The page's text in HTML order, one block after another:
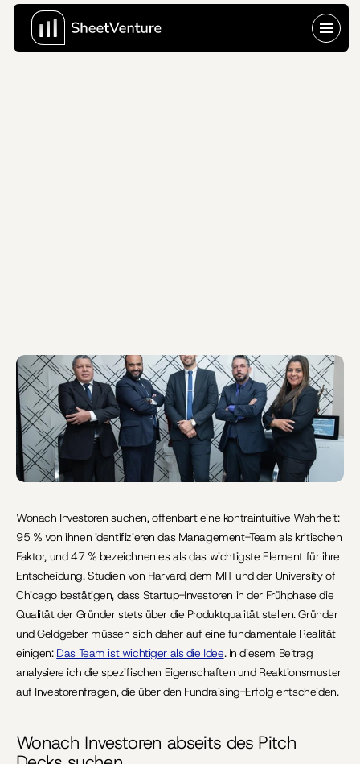
Letzte Aktualisierung:10.06.2026
Wonach Investoren suchen, offenbart eine kontraintuitive Wahrheit:
95 % von ihnen identifizieren das Management-Team als kritischen
Faktor, und 47 % bezeichnen es als das wichtigste Element für ihre
Entscheidung. Studien von Harvard, dem MIT und der University of
Chicago bestätigen, dass Startup-Investoren in der Frühphase die
Qualität der Gründer stets über die Produktqualität stellen. Gründer
und Geldgeber müssen sich daher auf eine fundamentale Realität
einigen: Das Team ist wichtiger als die Idee. In diesem Beitrag
analysiere ich die spezifischen Eigenschaften und Reaktionsmuster
auf Investorenfragen, die über den Fundraising-Erfolg entscheiden.
Wonach Investoren abseits des Pitch